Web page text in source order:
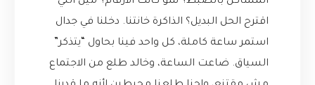
اقترح الحل البديل؟ الذاكرة خانتنا. دخلنا في جدال
استمر ساعة كاملة، كل واحد فينا بحاول “يتذكر”
السياق. ضاعت الساعة، وخالد طلع من الاجتماع